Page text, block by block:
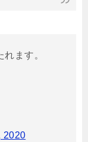
ます。
2020